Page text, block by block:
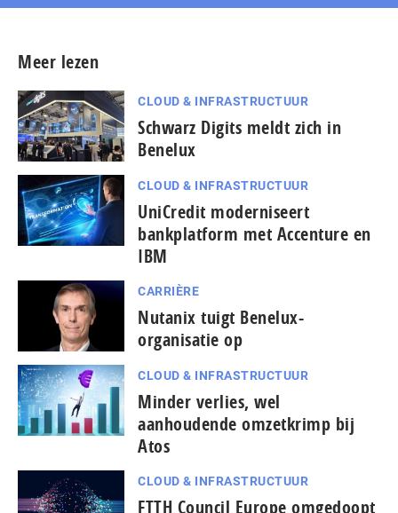
Meer lezen
CLOUD & INFRASTRUCTUUR
Schwarz Digits meldt zich in
Benelux
CLOUD & INFRASTRUCTUUR
UniCredit moderniseert
bankplatform met Accenture en
IBM
CARRIÈRE
Nutanix tuigt Benelux-
organisatie op
CLOUD & INFRASTRUCTUUR
Minder verlies, wel
aanhoudende omzetkrimp bij
Atos
CLOUD & INFRASTRUCTUUR
FTTH Council Europe omgedoopt